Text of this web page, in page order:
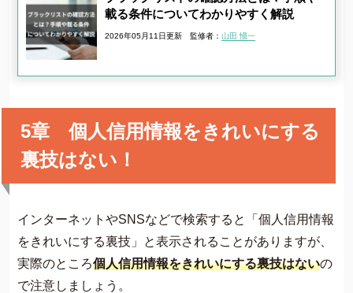
載る条件についてわかりやすく解説
2026年05月11日更新 監修者： 山田 愼一
5章 個人信用情報をきれいにする
裏技はない！
インターネットやSNSなどで検索すると「個人信用情報
をきれいにする裏技」と表示されることがありますが、
実際のところ個人信用情報をきれいにする裏技はないの
で注意しましょう。